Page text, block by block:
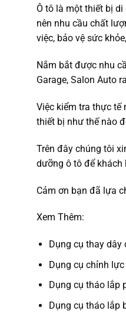
Ô tô là một thiết bị
nên nhu cầu chất
việc, bảo vệ sức
Nắm bắt được nhu
Garage, Salon Auto
Việc kiểm tra thực tế
thiết bị như thế nào
Trên đây chúng tôi
dưỡng ô tô để khách
Cảm ơn bạn đã lựa
Xem Thêm:
Dụng cụ thay
Dụng cụ chỉnh
Dụng cụ tháo lắp
Dụng cụ tháo lắp